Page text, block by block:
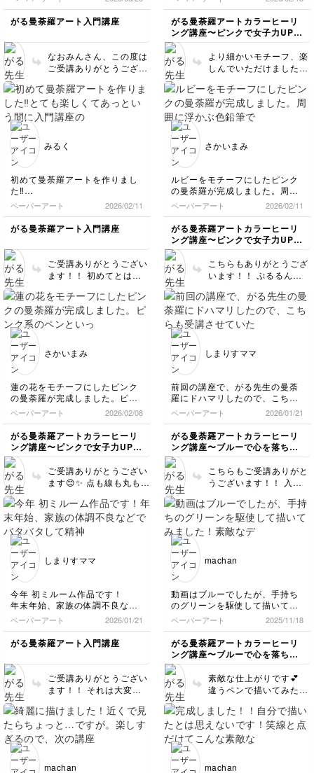
申し訳ありません。圧力
調整に使ったりできるよ
もよいかもしれません…
*
たくさんありますが、少し離れ
て見るとキラキラして綺麗で
す。
す。
がる曼荼羅アート入門講座
なおみんさん、この度は
ご受講ありがとうござい
寧に描かれていますね😍
サインも素敵です✨ 他に
もカラー編の講座があり
しめると思います！
実はちょっと間違えてリカバリ
ーしたり、課題にはなかったと
ころに丸や点を入れたりしたと
ころもあり自分なりに楽しみま
した！
がる曼荼羅アートカラーヒーリ
ング講座〜ピンクで女子力UPし
幸福感を〜
より細かいモチーフ、楽
しんでいただけました
したのか分からないくら
い美しく完成してますね
😌💕 最後まで受講あり
みるく
初めて曼荼羅アートを作りまし
た‼️
とても楽しくてあっという間に
入門講座の2作品が完成しまし
た♡
夢中になり、完成した時の達成
ガル先生の他の講座も気になる
ので受講したく思っています⭐︎
ペーパーアート 2026/02/11
がる曼荼羅アート入門講座
ご受講ありがとうござい
ます！！ 初めてとは思
夢中になれた＝自分時間
を堪能できたとのこと、
私も嬉しいです🥰 他の
しんでいただけたら幸い
さかいまみ
ルビーをモチーフにしたピンク
の曼荼羅が完成しました。周囲
に浮かぶ色鉛筆で描いた丸い
「ぷるるん石」は初挑戦という
こともあり、まだ要領を得ない
ので、もっと練習して美しく描
けるようになりたいですね。
ペーパーアート 2026/02/11
がる曼荼羅アートカラーヒーリ
ング講座〜ピンクで女子力UPし
幸福感を〜
こちらもありがとうござ
います！！ ぷるるん
イライトがかなりしっか
り入っているので、透明
感があり美しいです😍✨
さかいまみ
蓮の花をモチーフにしたピンク
の曼荼羅が完成しました。ピン
ク系のペンといっても多彩で
様々な特性を活かした描き方が
学べて良かったです。
今後のテーマも楽しみです。
ペーパーアート 2026/02/08
がる曼荼羅アートカラーヒーリ
ング講座〜ピンクで女子力UPし
幸福感を〜
ご受講ありがとうござい
ます😊✨ 点も線も丸も丁
ね！！ 他のピンク編も
楽しんでいただけたら嬉
しいです❣️
しまりすママ
前回の講座で、がる先生の曼荼
羅にドハマリしたので、こちら
も受講させていただきました！
二つの講座を受講することで、
模様や色使いのパターンがたく
さん学べました！ありがとうご
ざいました！(^^)
ペーパーアート 2026/01/21
がる曼荼羅アートカラーヒーリ
ング講座〜ブルーで心を落ち着
けて自分を癒そう〜
こちらもご受講ありがと
うございます！！ 入門
で基礎をいかせるので、
楽しんでいただけたなら
幸いです😍✨ こちらも美
ください！
しまりすママ
今年 初ミルーム作品です！
年末年始、家族の体調不良など
でバタバタして精神的にまいっ
ていましたが、曼荼羅を無心で
描いたらとてもスッキリしまし
た！！
年の運気が上がりそうな気がし
ます！がる先生！パワーをあり
がとうございます！(^^)
ペーパーアート 2026/01/21
がる曼荼羅アート入門講座
ご受講ありがとうござい
ます！！ それは大変な
とも美しく仕上がってい
ますね💕 ぷるるん石も
ぷるっと輝いています✨
machan
動画はブルーでしたが、手持ち
のグリーンを駆使して描いてみ
ました！
素敵なデザインで感激です✨
まわりの枠が少し小ぶりな円ば
かりになってしまいましたが、
すごく美しくて素敵にできたか
な、と思っています（＾ν＾）
ペーパーアート 2025/11/18
がる曼荼羅アートカラーヒーリ
ング講座〜ブルーで心を落ち着
けて自分を癒そう〜
素敵な仕上がりです💕
違うペンで描いてみたん
とまた違った印象✨ グリ
ーンも良いですね😍 後
からでも、周りの丸を大
machan machan